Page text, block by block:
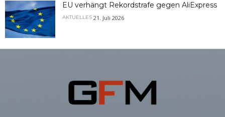
EU verhängt Rekordstrafe gegen AliExpress
AKTUELLES 21. Juli 2026